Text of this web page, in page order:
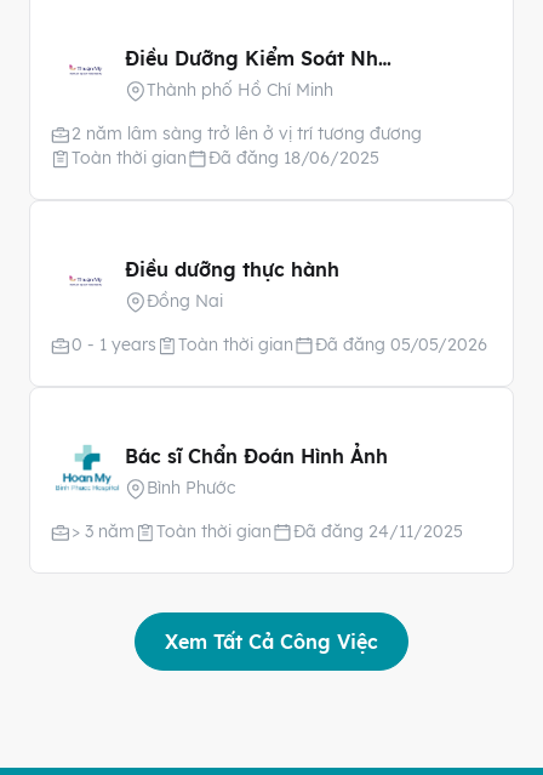
Điều Dưỡng Kiểm Soát Nhiễm Khuẩn
Thành phố Hồ Chí Minh
2 năm lâm sàng trở lên ở vị trí tương đương
Toàn thời gian
Đã đăng 18/06/2025
Điều dưỡng thực hành
Đồng Nai
0 - 1 years
Toàn thời gian Đã đăng 05/05/2026
Bác sĩ Chẩn Đoán Hình Ảnh
Bình Phước
> 3 năm
Toàn thời gian Đã đăng 24/11/2025
Xem Tất Cả Công Việc